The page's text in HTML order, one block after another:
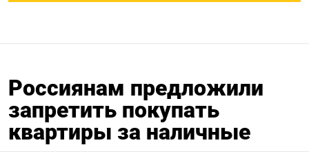
Россиянам предложили
запретить покупать
квартиры за наличные